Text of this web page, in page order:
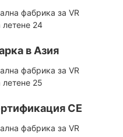
в Азия
CE